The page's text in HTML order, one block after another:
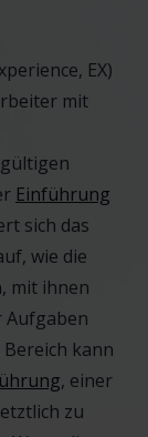
EX)
mit
Einführung
sich das
wie die
mit ihnen
kann
, einer
zu